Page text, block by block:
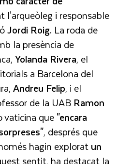
l'arqueòleg i responsable
Jordi Roig. La roda de
la presència de
Yolanda Rivera, el
a Barcelona del
Andreu Felip, i el
de la UAB Ramon
vaticina que"encara
, després que
hagin exploratun